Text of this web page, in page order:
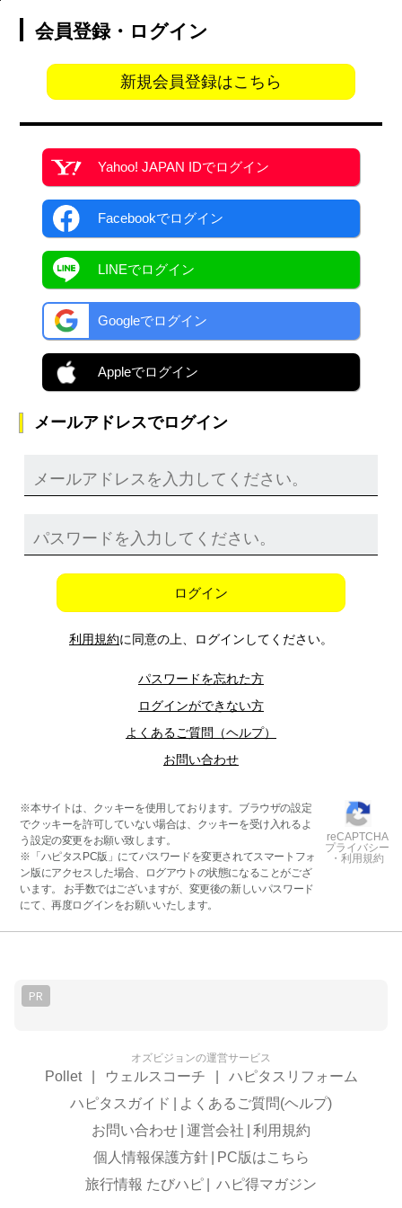
会員登録・ログイン
新規会員登録はこちら
Yahoo! JAPAN IDでログイン
Facebookでログイン
LINEでログイン
Googleでログイン
Appleでログイン
メールアドレスでログイン
ログイン
利用規約に同意の上、ログインしてください。
パスワードを忘れた方
ログインができない方
よくあるご質問（ヘルプ）
お問い合わせ
※本サイトは、クッキーを使用しております。ブラウザの設定
でクッキーを許可していない場合は、クッキーを受け入れるよ
う設定の変更をお願い致します。
※「ハピタスPC版」にてパスワードを変更されてスマートフォ
ン版にアクセスした場合、ログアウトの状態になることがござ
います。 お手数ではございますが、変更後の新しいパスワード
にて、再度ログインをお願いいたします。
reCAPTCHA
プライバシー
・利用規約
PR
オズビジョンの運営サービス
Pollet ウェルスコーチ
ハピタスリフォーム
ハピタスガイド
よくあるご質問(ヘルプ)
お問い合わせ 運営会社
利用規約
個人情報保護方針
PC版はこちら
旅行情報 たびハピ
ハピ得マガジン